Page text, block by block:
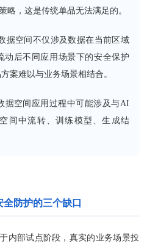
略，这是传统单品无法满足的。
据空间不仅涉及数据在当前区域
动后不同应用场景下的安全保护
案难以与业务场景相结合。
据空间应用过程中可能涉及与AI
间中流转、训练模型、生成结
防护的三个缺口
内部试点阶段，真实的业务场景投